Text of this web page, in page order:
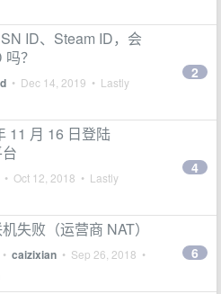
ID、Steam ID，会
？
• Dec 14, 2019 • Lastly
2
11 月 16 日登陆
• Oct 12, 2018 • Lastly
4
失败（运营商 NAT）
• caizixian • Sep 26, 2018 •
6